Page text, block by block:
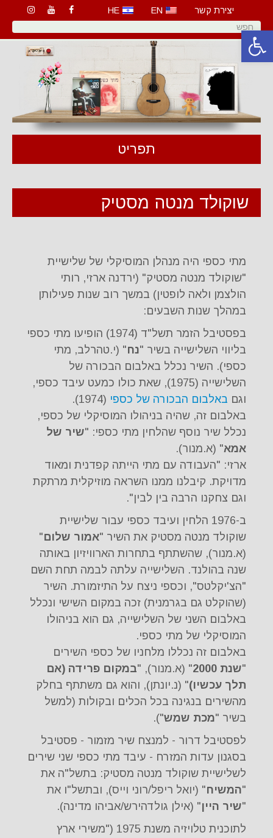
פתח סרגל נגישות
יצירת קשר EN
HE
תפריט
שוקולד מנטה מסטיק
מתי כספי היה מנהלן המוסיקלי של שלישיית
"שוקולד מנטה מסטיק" (ירדנה ארזי, רותי
הולצמן ולאה לופטין) במשך רוב שנות פעילותן
במהלך שנות השבעים:
בפסטיבל הזמר תשל"ד (1974) הופיעו מתי כספי
בליווי השלישייה בשיר "נח" (י.טהרלב, מתי
כספי). השיר נכלל באלבום הבכורה של
השלישייה (1975), שאת כולו כמעט עיבד כספי,
וגם באלבום הבכורה של כספי (1974).
באלבום זה, שהיה בניהולו המוסיקלי של כספי,
נכלל שיר נוסף שהלחין מתי כספי: "שיר של
אמא" (א.מנור).
ארזי: "העבודה עם מתי הייתה קפדנית ומאוד
מדויקת. קיבלנו ממנו השראה מוזיקלית מרתקת
וגם צחקנו הרבה בין לבין".
ב-1976 הלחין ועיבד כספי עבור שלישיית
שוקולד מנטה מסטיק את השיר "אמור שלום"
(א.מנור), שהשתתף בתחרות הארוויזיון באותה
שנה בהולנד. השלישייה עלתה לבמה תחת השם
"הצ'יקלטס", וכספי ניצח על התיזמורת. השיר
(שהוקלט גם בגרמנית) זכה במקום השישי ונכלל
באלבום השני של השלישייה, גם הוא בניהולו
המוסיקלי של מתי כספי.
באלבום זה נכללו מלחניו של כספי השירים
"שנת 2000 " (א.מנור), "במקום פרידה (אם
תלך עכשיו)" (נ.יונתן), והוא גם משתתף בחלק
מהשירים בנגינה בכל הכלים ובקולות (למשל
בשיר "מכת שמש").
לפסטיבל דרור - למנצח שיר מזמור - פסטיבל
בסגנון עדות המזרח - עיבד מתי כספי שני שירים
לשלישיית שוקולד מנטה מסטיק: בתשל"ה את
"המשיח" (יואל ריפל/רוני וייס), ובתשל"ו את
"שיר היין" (אילן גולדהירש/אביהו מדינה).
לתוכנית טלויזיה משנת 1975 ("משירי ארץ